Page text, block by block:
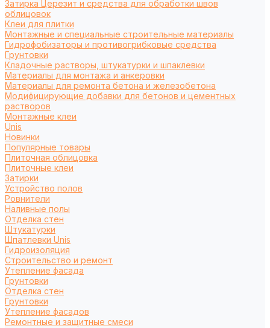
Затирка Церезит и средства для обработки швов
облицовок
Клеи для плитки
Монтажные и специальные строительные материалы
Гидрофобизаторы и противогрибковые средства
Грунтовки
Кладочные растворы, штукатурки и шпаклевки
Материалы для монтажа и анкеровки
Материалы для ремонта бетона и железобетона
Модифицирующие добавки для бетонов и цементных
растворов
Монтажные клеи
Unis
Новинки
Популярные товары
Плиточная облицовка
Плиточные клеи
Затирки
Устройство полов
Ровнители
Наливные полы
Отделка стен
Штукатурки
Шпатлевки Unis
Гидроизоляция
Строительство и ремонт
Утепление фасада
Грунтовки
Отделка стен
Грунтовки
Утепление фасадов
Ремонтные и защитные смеси